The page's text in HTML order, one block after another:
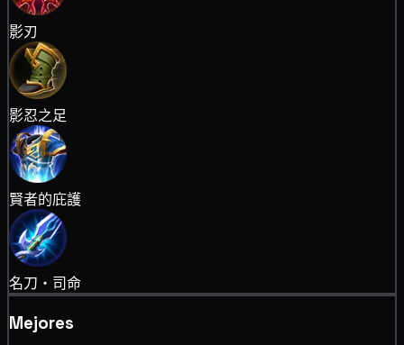
影刃
影忍之足
賢者的庇護
名刀・司命
Mejores